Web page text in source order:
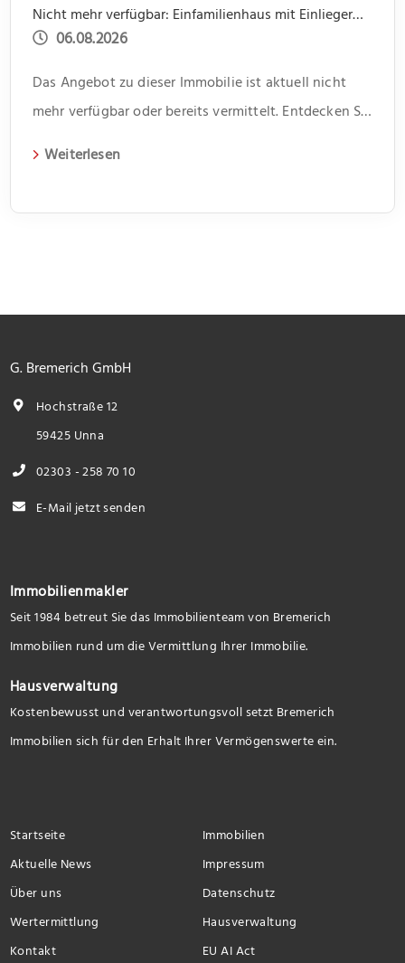
Nicht mehr verfügbar: Einfamilienhaus mit Einliegerwohnung, Garage, Garten -offene Besichtigung 31.07 um 14.00 bis 15.30
06.08.2026
Das Angebot zu dieser Immobilie ist aktuell nicht
mehr verfügbar oder bereits vermittelt. Entdecken Sie
Weiterlesen
G. Bremerich GmbH
Hochstraße 12
59425 Unna
02303 - 258 70 10
E-Mail jetzt senden
Immobilienmakler
Seit 1984 betreut Sie das Immobilienteam von Bremerich
Immobilien rund um die Vermittlung Ihrer Immobilie.
Hausverwaltung
Kostenbewusst und verantwortungsvoll setzt Bremerich
Immobilien sich für den Erhalt Ihrer Vermögenswerte ein.
Startseite
Immobilien
Aktuelle News
Impressum
Über uns
Datenschutz
Wertermittlung
Hausverwaltung
Kontakt
EU AI Act